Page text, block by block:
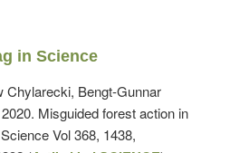
in Science
Chylarecki, Bengt-Gunnar
Misguided forest action in
Vol 368, 1438,